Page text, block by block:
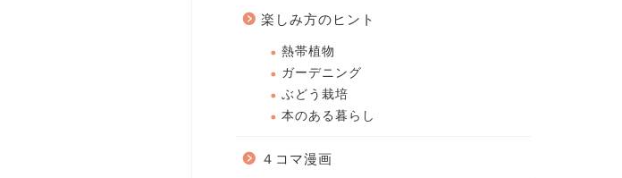
楽しみ方のヒント
熱帯植物
ガーデニング
ぶどう栽培
本のある暮らし
４コマ漫画